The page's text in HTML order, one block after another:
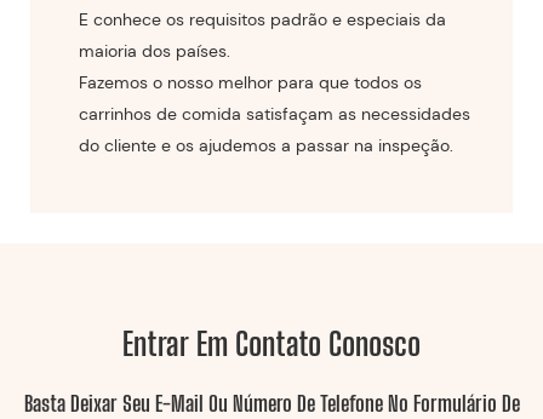
E conhece os requisitos padrão e especiais da
maioria dos países.
Fazemos o nosso melhor para que todos os
carrinhos de comida satisfaçam as necessidades
do cliente e os ajudemos a passar na inspeção.
Entrar Em Contato Conosco
Basta Deixar Seu E-Mail Ou Número De Telefone No Formulário De